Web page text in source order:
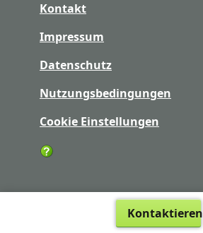
Kontakt
Impressum
Datenschutz
Nutzungsbedingungen
Cookie Einstellungen
Kontaktieren